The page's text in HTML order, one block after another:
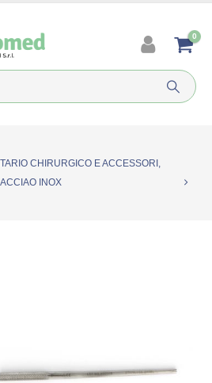
0
CHIRURGICO E ACCESSORI ,
INOX